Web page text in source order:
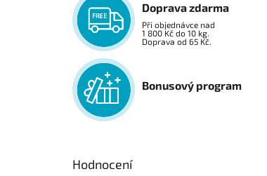
Doprava zdarma
Při objednávce nad
1 800 Kč do 10 kg.
Doprava od 65 Kč.
Bonusový program
Hodnocení